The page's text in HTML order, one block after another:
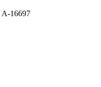
A-16697